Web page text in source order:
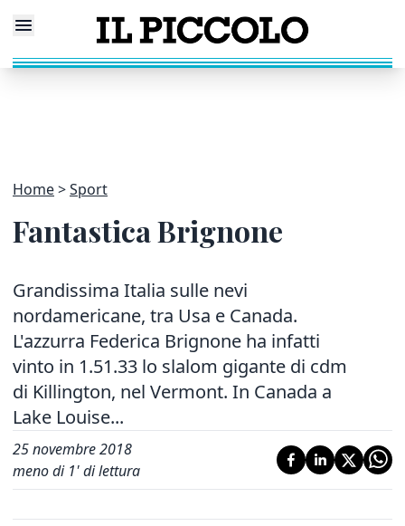
Home Sport
Fantastica Brignone
Grandissima Italia sulle nevi
nordamericane, tra Usa e Canada.
L'azzurra Federica Brignone ha infatti
vinto in 1.51.33 lo slalom gigante di cdm
di Killington, nel Vermont. In Canada a
Lake Louise...
25 novembre 2018
meno di 1' di lettura